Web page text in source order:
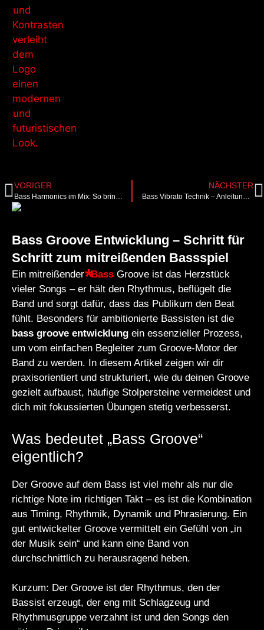
VORIGER
Bass Harmonics im Mix: So bringst du deine Basslinie zum Leuchten
NÄCHSTER
Bass Vibrato Technik – Anleitung & Übungen für Bassisten
Bass Groove Entwicklung – Schritt für
Schritt zum mitreißenden Bassspiel
Ein mitreißender Bass Groove ist das Herzstück
vieler Songs – er hält den Rhythmus, beflügelt die
Band und sorgt dafür, dass das Publikum den Beat
fühlt. Besonders für ambitionierte Bassisten ist die
bass groove entwicklung ein essenzieller Prozess,
um vom einfachen Begleiter zum Groove-Motor der
Band zu werden. In diesem Artikel zeigen wir dir
praxisorientiert und strukturiert, wie du deinen Groove
gezielt aufbaust, häufige Stolpersteine vermeidest und
dich mit fokussierten Übungen stetig verbesserst.
Was bedeutet „Bass Groove“
eigentlich?
Der Groove auf dem Bass ist viel mehr als nur die
richtige Note im richtigen Takt – es ist die Kombination
aus Timing, Rhythmik, Dynamik und Phrasierung. Ein
gut entwickelter Groove vermittelt ein Gefühl von „in
der Musik sein“ und kann eine Band von
durchschnittlich zu herausragend heben.
Kurzum: Der Groove ist der Rhythmus, den der
Bassist erzeugt, der eng mit Schlagzeug und
Rhythmusgruppe verzahnt ist und den Songs den